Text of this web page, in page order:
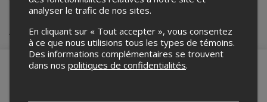
Achat de billets
analyser le trafic de nos sites.
En cliquant sur « Tout accepter », vous consentez
à ce que nous utilisions tous les types de témoins.
Des informations complémentaires se trouvent
dans nos politiques de confidentialités.